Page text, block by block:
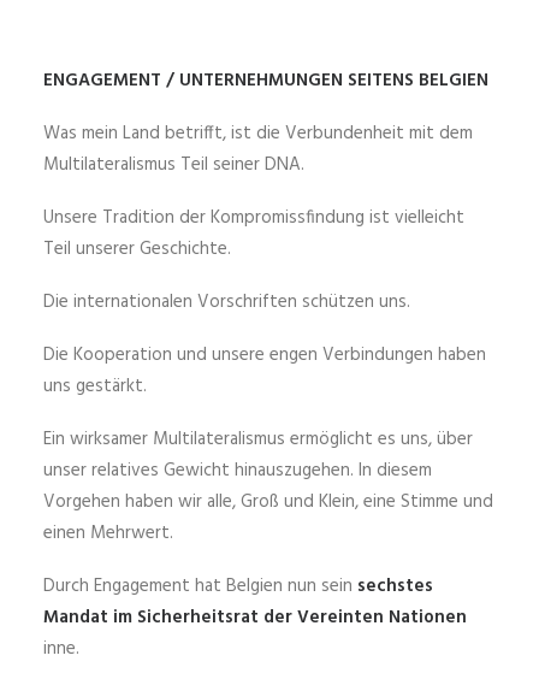
ENGAGEMENT / UNTERNEHMUNGEN SEITENS BELGIEN
Was mein Land betrifft, ist die Verbundenheit mit dem
Multilateralismus Teil seiner DNA.
Unsere Tradition der Kompromissfindung ist vielleicht
Teil unserer Geschichte.
Die internationalen Vorschriften schützen uns.
Die Kooperation und unsere engen Verbindungen haben
uns gestärkt.
Ein wirksamer Multilateralismus ermöglicht es uns, über
unser relatives Gewicht hinauszugehen. In diesem
Vorgehen haben wir alle, Groß und Klein, eine Stimme und
einen Mehrwert.
Durch Engagement hat Belgien nun sein sechstes
Mandat im Sicherheitsrat der Vereinten Nationen
inne.